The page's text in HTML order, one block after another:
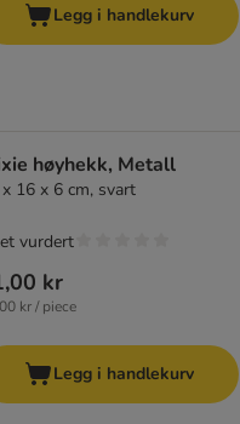
Legg i handlekurv
høyhekk, Metall
16 x 6 cm, svart
kr
kr / piece
vurdert
Legg i handlekurv